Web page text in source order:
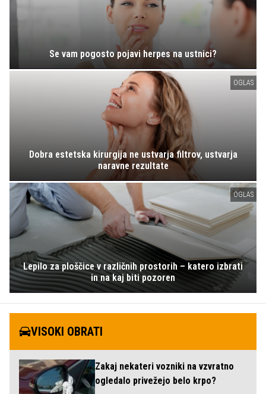
Se vam pogosto pojavi herpes na ustnici?
OGLAS
Dobra estetska kirurgija ne ustvarja filtrov, ustvarja
naravne rezultate
OGLAS
Lepilo za ploščice v različnih prostorih – katero izbrati
in na kaj biti pozoren
VISOKI OBRATI
Zakaj nekateri vozniki na vzvratno
ogledalo privežejo belo krpo?